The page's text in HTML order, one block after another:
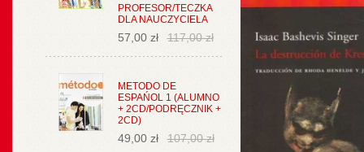
PROFESOR/TECZKA
DLA NAUCZYCIELA
57,00 zł 117,00 zł
METODO DE
ESPAŃOL 1 (ALUMNO
+ 2CD/PODRĘCZNIK +
2CD)
49,00 zł 107,00 zł